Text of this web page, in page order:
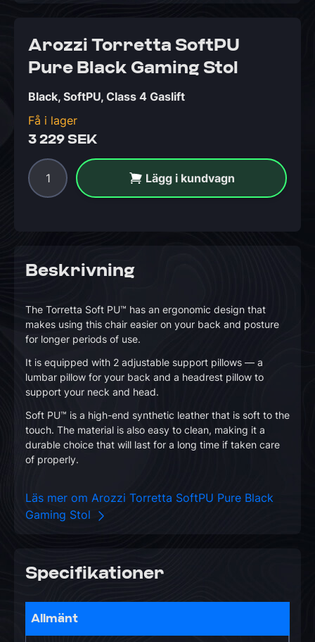
Arozzi Torretta SoftPU
Pure Black Gaming Stol
Black, SoftPU, Class 4 Gaslift
Få i lager
3 229 SEK
Lägg i kundvagn
Beskrivning
The Torretta Soft PU™ has an ergonomic design that
makes using this chair easier on your back and posture
for longer periods of use.
It is equipped with 2 adjustable support pillows — a
lumbar pillow for your back and a headrest pillow to
support your neck and head.
Soft PU™ is a high-end synthetic leather that is soft to the
touch. The material is also easy to clean, making it a
durable choice that will last for a long time if taken care
of properly.
Läs mer om Arozzi Torretta SoftPU Pure Black
Gaming Stol
Specifikationer
Allmänt